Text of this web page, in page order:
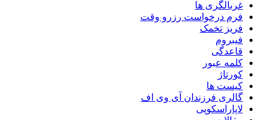
غربالگری ها
فرم درخواست رزرو وقت
فریز تخمک
فیبروم
قاعدگی
کلمه عبور
کورتاژ
کیست ها
گالری فرزندان آی وی اف
لاپاراسکوپی